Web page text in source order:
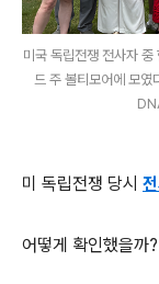
미국 독립전쟁 전사자
드 주 볼티모어에 모
미 독립전쟁 당시
어떻게 확인했을까?